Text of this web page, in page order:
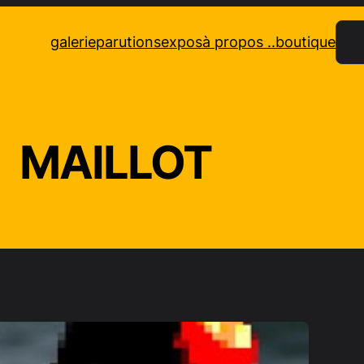
galerieparutionsexposà propos ..boutique
MAILLOT